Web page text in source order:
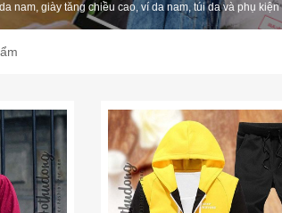
nam, giày tăng chiều cao, ví da nam, túi da và phụ